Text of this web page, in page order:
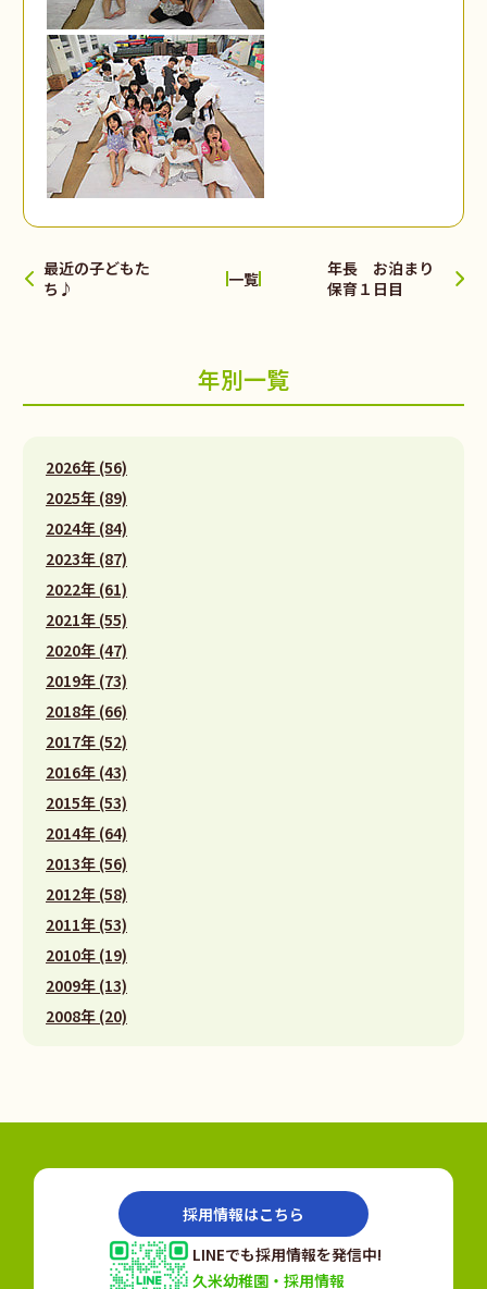
最近の子どもた
ち♪
一覧
年長 お泊まり
保育１日目
年別一覧
2026年 (56)
2025年 (89)
2024年 (84)
2023年 (87)
2022年 (61)
2021年 (55)
2020年 (47)
2019年 (73)
2018年 (66)
2017年 (52)
2016年 (43)
2015年 (53)
2014年 (64)
2013年 (56)
2012年 (58)
2011年 (53)
2010年 (19)
2009年 (13)
2008年 (20)
採用情報はこちら
LINEでも採用情報を発信中!
久米幼稚園・採用情報